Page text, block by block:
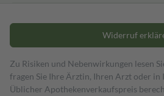
Widerruf
Zu Risiken und Nebenwirkungen lesen
fragen Sie Ihre Ärztin, Ihren Arzt oder in
Üblicher Apothekenverkaufspreis